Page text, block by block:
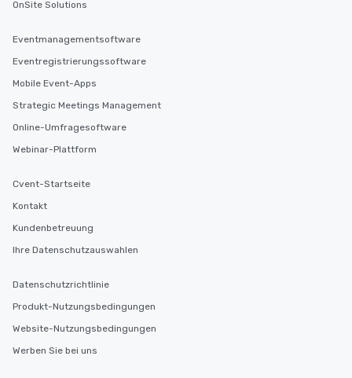
OnSite Solutions
Eventmanagementsoftware
Eventregistrierungssoftware
Mobile Event-Apps
Strategic Meetings Management
Online-Umfragesoftware
Webinar-Plattform
Cvent-Startseite
Kontakt
Kundenbetreuung
Ihre Datenschutzauswahlen
Datenschutzrichtlinie
Produkt-Nutzungsbedingungen
Website-Nutzungsbedingungen
Werben Sie bei uns